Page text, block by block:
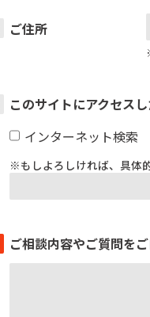
ご住所
このサイトにアクセス
インターネット検索
※もしよろしければ、具体
ご相談内容やご質問を